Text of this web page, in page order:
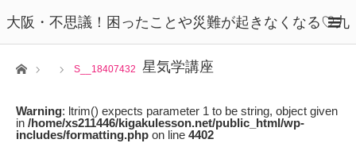
大阪・不思議！困ったことや災難が起きなくなる♡九
星気学講座
ホーム S__18407432
Warning: ltrim() expects parameter 1 to be string, object given
in /home/xs211446/kigakulesson.net/public_html/wp-
includes/formatting.php on line 4402